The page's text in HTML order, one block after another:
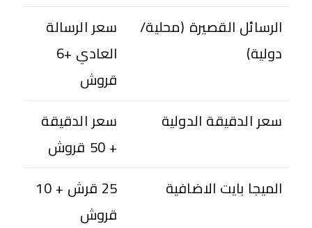
الرسائل القصيرة (محلية/
دولية)
سعر الرسالة
العادي +6
قروش
سعر الدقيقة الدولية
سعر الدقيقة
+ 50 قروش
الميجا بايت الاضافية
25 قرش + 10
قروش